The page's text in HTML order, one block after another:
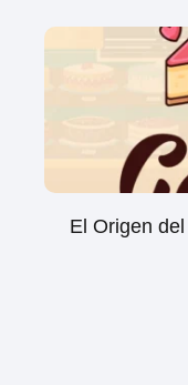
El Origen